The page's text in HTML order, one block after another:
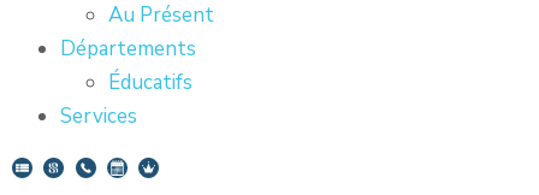
Au Présent
Départements
Éducatifs
Services